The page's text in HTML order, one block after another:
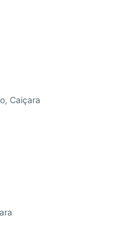
Caiçara